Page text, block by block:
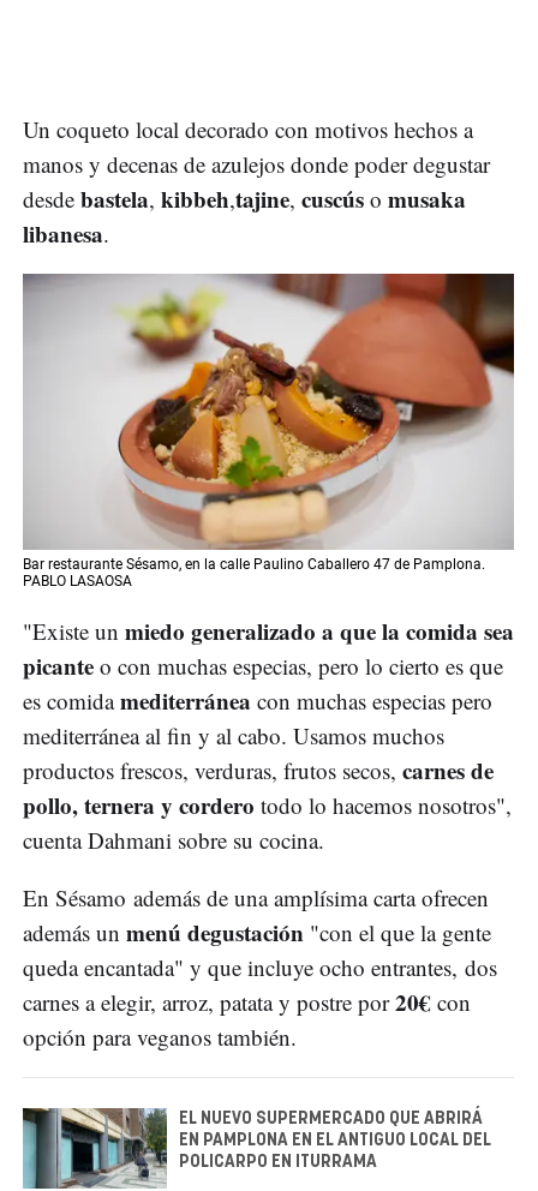
Un coqueto local decorado con motivos hechos a
manos y decenas de azulejos donde poder degustar
desde bastela, kibbeh,tajine, cuscús o musaka
libanesa.
Bar restaurante Sésamo, en la calle Paulino Caballero 47 de Pamplona.
PABLO LASAOSA
"Existe un miedo generalizado a que la comida sea
picante o con muchas especias, pero lo cierto es que
es comidamediterránea con muchas especias pero
mediterránea al fin y al cabo. Usamos muchos
productos frescos, verduras, frutos secos, carnes de
pollo, ternera y cordero todo lo hacemos nosotros",
cuenta Dahmani sobre su cocina.
En Sésamo además de una amplísima carta ofrecen
además un menú degustación "con el que la gente
queda encantada" y que incluye ocho entrantes, dos
carnes a elegir, arroz, patata y postre por20€ con
opción para veganos también.
EL NUEVO SUPERMERCADO QUE ABRIRÁ
EN PAMPLONA EN EL ANTIGUO LOCAL DEL
POLICARPO EN ITURRAMA